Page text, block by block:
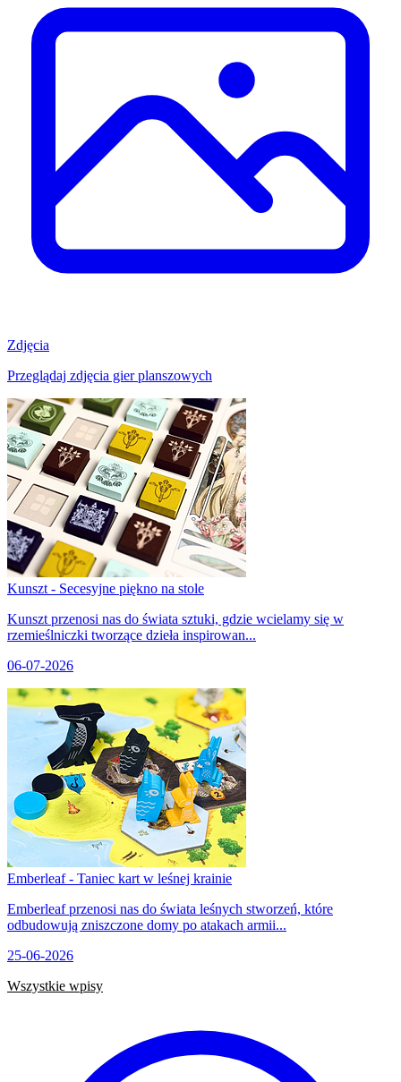
Zdjęcia
Przeglądaj zdjęcia gier planszowych
Kunszt - Secesyjne piękno na stole
Kunszt przenosi nas do świata sztuki, gdzie wcielamy się w
rzemieślniczki tworzące dzieła inspirowan...
06-07-2026
Emberleaf - Taniec kart w leśnej krainie
Emberleaf przenosi nas do świata leśnych stworzeń, które
odbudowują zniszczone domy po atakach armii...
25-06-2026
Wszystkie wpisy